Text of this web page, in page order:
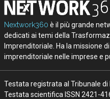
Nextwork360 è il più grande
dedicati ai temi della
Imprenditoriale. Ha la missione
imprenditoriale nelle imprese e
Testata registrata al Tribunale
Testata scientifica ISSN 2421-